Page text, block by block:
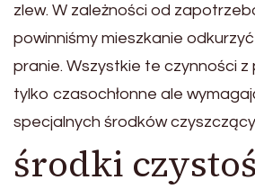
zlew. W zależności od
powinniśmy mieszkanie
pranie. Wszystkie te czynności z
tylko czasochłonne ale
specjalnych środków
środki